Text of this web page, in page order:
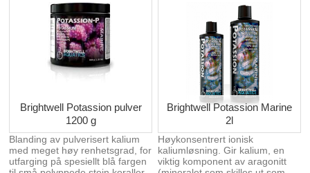
dermed beskytter mot farlige
avvik i pH-verdi. I ett
korallrevsakvarie er den
optimale verdien er på ca. 10°
kH. 1 måleskje (ca. 8G)
resulterer i en økning av
karbonat hardhet på ca.1 ° kH / l
Brightwell Potassion pulver
1200 g
Blanding av pulverisert kalium
med meget høy renhetsgrad, for
utfarging på spesiellt blå fargen
Brightwell Potassion Marine
2l
Høykonsentrert ionisk
kaliumløsning. Gir kalium, en
viktig komponent av aragonitt